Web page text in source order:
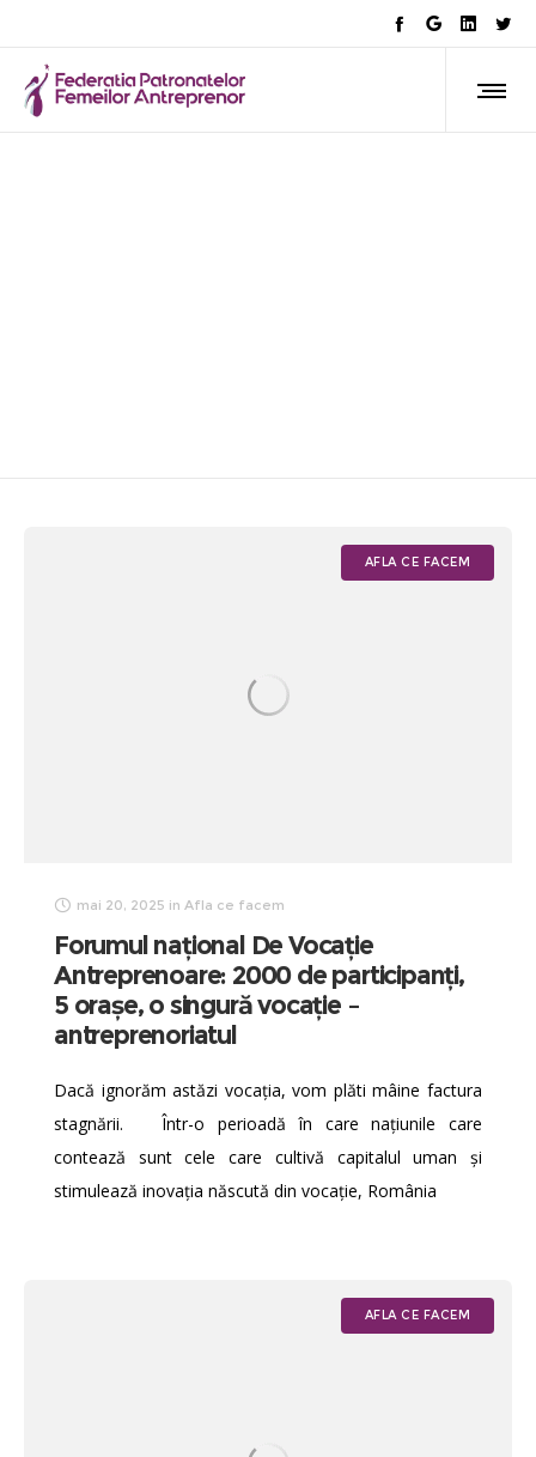
AFLA CE FACEM
mai 20, 2025 in Afla ce facem
Forumul național De Vocație
Antreprenoare: 2000 de participanți,
5 orașe, o singură vocație –
antreprenoriatul
Dacă ignorăm astăzi vocația, vom plăti mâine factura
stagnării. Într-o perioadă în care națiunile care
contează sunt cele care cultivă capitalul uman și
stimulează inovația născută din vocație, România
AFLA CE FACEM